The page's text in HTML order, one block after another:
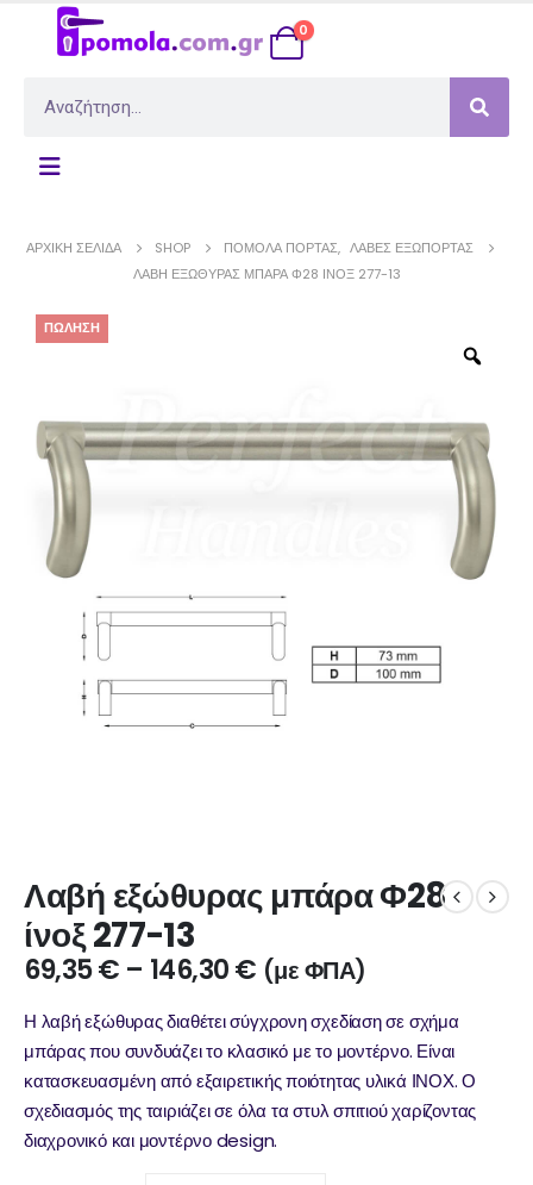
0
ΑΡΧΙΚΉ ΣΕΛΊΔΑ SHOP ΠΌΜΟΛΑ ΠΌΡΤΑΣ, ΛΑΒΈΣ ΕΞΏΠΟΡΤΑΣ
ΛΑΒΉ ΕΞΏΘΥΡΑΣ ΜΠΆΡΑ Φ28 ΊΝΟΞ 277-13
ΠΏΛΗΣΗ
Λαβή εξώθυρας μπάρα Φ28
ίνοξ 277-13
69,35€ – 146,30€ (με ΦΠΑ)
Η λαβή εξώθυρας διαθέτει σύγχρονη σχεδίαση σε σχήμα
μπάρας που συνδυάζει το κλασικό με το μοντέρνο. Είναι
κατασκευασμένη από εξαιρετικής ποιότητας υλικά ΙΝΟΧ. Ο
σχεδιασμός της ταιριάζει σε όλα τα στυλ σπιτιού χαρίζοντας
διαχρονικό και μοντέρνο design.